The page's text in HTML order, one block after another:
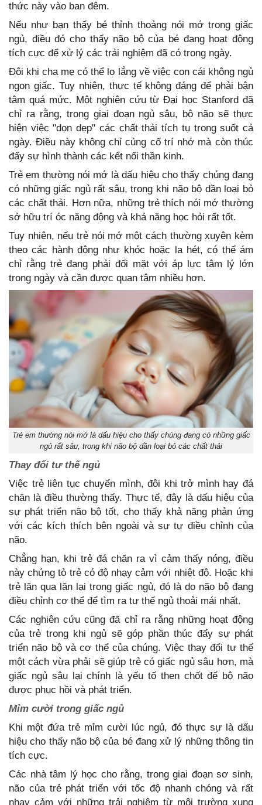
thức này vào ban đêm.
Nếu như bạn thấy bé thỉnh thoảng nói mớ trong giấc
ngủ, điều đó cho thấy não bộ của bé đang hoạt động
tích cực để xử lý các trải nghiệm đã có trong ngày.
Đôi khi cha mẹ có thể lo lắng về việc con cái không ngủ
ngon giấc. Tuy nhiên, thực tế không đáng để phải bận
tâm quá mức. Một nghiên cứu từ Đại học Stanford đã
chỉ ra rằng, trong giai đoạn ngủ sâu, bộ não sẽ thực
hiện việc "dọn dẹp" các chất thải tích tụ trong suốt cả
ngày. Điều này không chỉ củng cố trí nhớ mà còn thúc
đẩy sự hình thành các kết nối thần kinh.
Trẻ em thường nói mớ là dấu hiệu cho thấy chúng đang
có những giấc ngủ rất sâu, trong khi não bộ dần loại bỏ
các chất thải. Hơn nữa, những trẻ thích nói mớ thường
sở hữu trí óc năng động và khả năng học hỏi rất tốt.
Tuy nhiên, nếu trẻ nói mớ một cách thường xuyên kèm
theo các hành động như khóc hoặc la hét, có thể ám
chỉ rằng trẻ đang phải đối mặt với áp lực tâm lý lớn
trong ngày và cần được quan tâm nhiều hơn.
Trẻ em thường nói mớ là dấu hiệu cho thấy chúng đang có những giấc
ngủ rất sâu, trong khi não bộ dần loại bỏ các chất thải
Thay đổi tư thế ngủ
Việc trẻ liên tục chuyển mình, đôi khi trở mình hay đá
chăn là điều thường thấy. Thực tế, đây là dấu hiệu của
sự phát triển não bộ tốt, cho thấy khả năng phản ứng
với các kích thích bên ngoài và sự tự điều chỉnh của
não.
Chẳng hạn, khi trẻ đá chăn ra vì cảm thấy nóng, điều
này chứng tỏ trẻ có độ nhạy cảm với nhiệt độ. Hoặc khi
trẻ lăn qua lăn lại trong giấc ngủ, đó là do não bộ đang
điều chỉnh cơ thể để tìm ra tư thế ngủ thoải mái nhất.
Các nghiên cứu cũng đã chỉ ra rằng những hoạt động
của trẻ trong khi ngủ sẽ góp phần thúc đẩy sự phát
triển não bộ và cơ thể của chúng. Việc thay đổi tư thế
một cách vừa phải sẽ giúp trẻ có giấc ngủ sâu hơn, mà
giấc ngủ sâu lại chính là yếu tố then chốt để bộ não
được phục hồi và phát triển.
Mỉm cười trong giấc ngủ
Khi một đứa trẻ mỉm cười lúc ngủ, đó thực sự là dấu
hiệu cho thấy não bộ của bé đang xử lý những thông tin
tích cực.
Các nhà tâm lý học cho rằng, trong giai đoạn sơ sinh,
não của trẻ phát triển với tốc độ nhanh chóng và rất
nhạy cảm với những trải nghiệm từ môi trường xung